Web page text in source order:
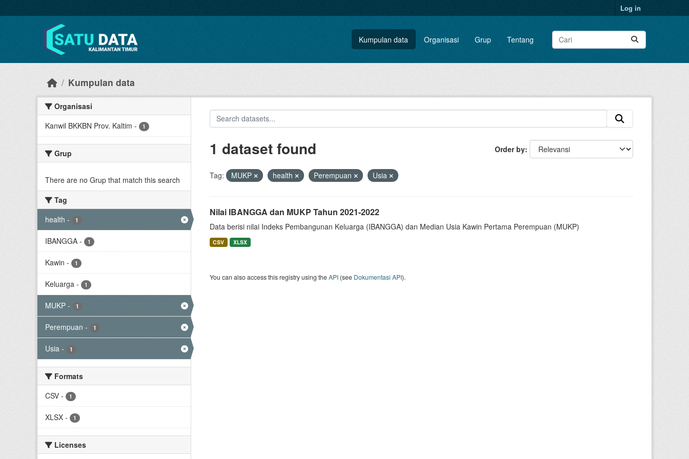
Log in
Kumpulan data Organisasi Grup Tentang
Kumpulan data
Organisasi
Kanwil BKKBN Prov. Kaltim - 1
Grup
There are no Grup that match this search
Tag
health - 1
IBANGGA - 1
Kawin - 1
Keluarga - 1
MUKP - 1
Perempuan - 1
Usia - 1
Formats
CSV - 1
XLSX - 1
Licenses
Order by
1 dataset found
Tag: MUKP health Perempuan Usia
Nilai IBANGGA dan MUKP Tahun 2021-2022
Data berisi nilai Indeks Pembangunan Keluarga (IBANGGA) dan Median Usia Kawin Pertama Perempuan (MUKP)
CSV XLSX
You can also access this registry using theAPI(see Dokumentasi API).